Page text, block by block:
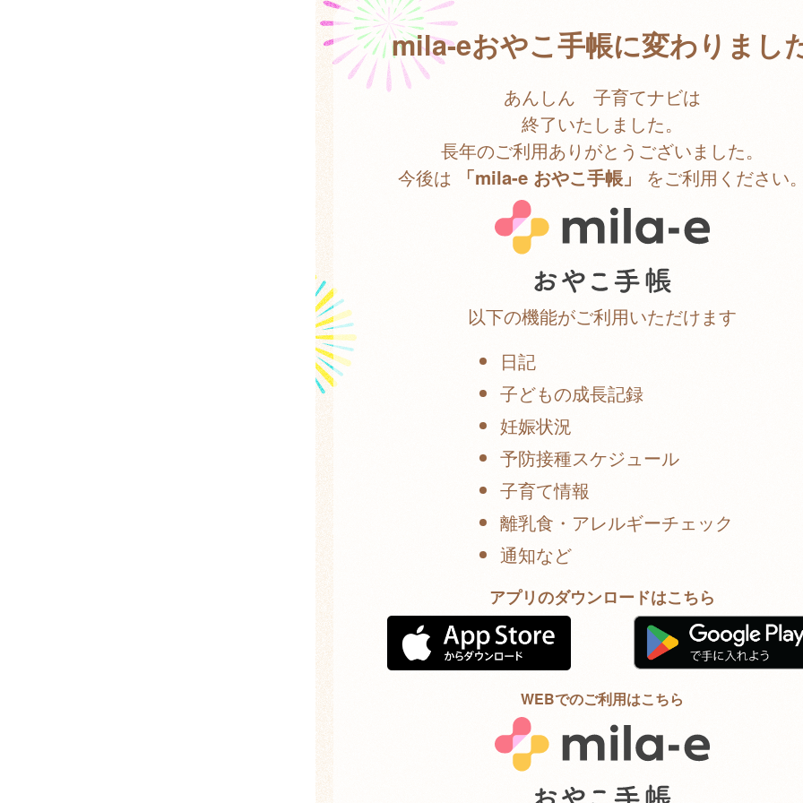
mila-eおやこ手帳に変わりまし
あんしん 子育てナビは
終了いたしました。
長年のご利用ありがとうございました。
今後は
「mila-e おやこ手帳」 をご利用ください
以下の機能がご利用いただけます
日記
子どもの成長記録
妊娠状況
予防接種スケジュール
子育て情報
離乳食・アレルギーチェック
通知など
アプリのダウンロードはこちら
WEBでのご利用はこちら